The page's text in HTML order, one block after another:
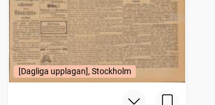
[Dagliga upplagan], Stockholm